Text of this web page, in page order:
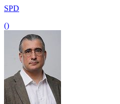
SPD
()